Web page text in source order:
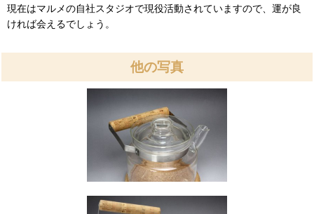
現在はマルメの自社スタジオで現役活動されていますので、運が良
ければ会えるでしょう。
他の写真